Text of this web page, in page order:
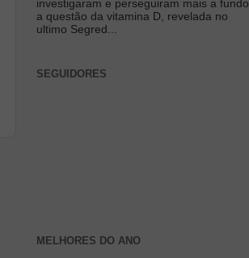
investigaram e perseguiram mais a fundo
a questão da vitamina D, revelada no
ultimo Segred...
SEGUIDORES
MELHORES DO ANO